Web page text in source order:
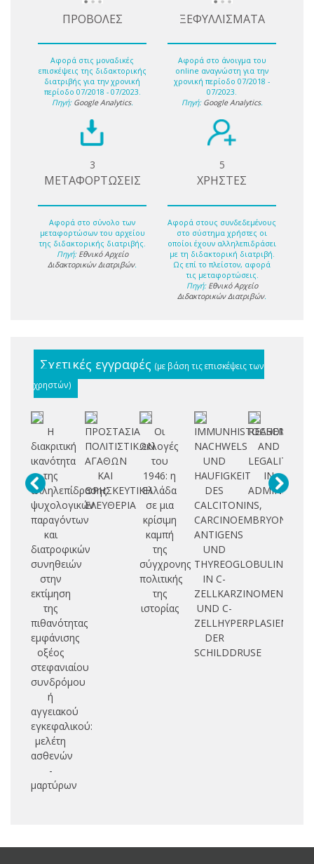
ΠΡΟΒΟΛΕΣ
Αφορά στις μοναδικές
επισκέψεις της διδακτορικής
διατριβής για την χρονική
περίοδο 07/2018 - 07/2023.
Πηγή: Google Analytics.
ΞΕΦΥΛΛΙΣΜΑΤΑ
Αφορά στο άνοιγμα του
online αναγνώστη για την
χρονική περίοδο 07/2018 -
07/2023.
Πηγή: Google Analytics.
3
ΜΕΤΑΦΟΡΤΩΣΕΙΣ
Αφορά στο σύνολο των
μεταφορτώσων του αρχείου
της διδακτορικής διατριβής.
Πηγή: Εθνικό Αρχείο
Διδακτορικών Διατριβών.
5
ΧΡΗΣΤΕΣ
Αφορά στους συνδεδεμένους
στο σύστημα χρήστες οι
οποίοι έχουν αλληλεπιδράσει
με τη διδακτορική διατριβή.
Ως επί το πλείστον, αφορά
τις μεταφορτώσεις.
Πηγή: Εθνικό Αρχείο
Διδακτορικών Διατριβών.
Σχετικές εγγραφές (με βάση τις επισκέψεις των
χρηστών)
Η
διακριτική
ικανότητα
της
αλληλεπίδρασης
ψυχολογικών
παραγόντων
και
διατροφικών
συνηθειών
στην
εκτίμηση
της
πιθανότητας
εμφάνισης
οξέος
στεφανιαίου
συνδρόμου
ή
αγγειακού
εγκεφαλικού:
μελέτη
ασθενών
-
μαρτύρων
ΠΡΟΣΤΑΣΙΑ
ΠΟΛΙΤΙΣΤΙΚΩΝ
ΑΓΑΘΩΝ
ΚΑΙ
ΘΡΗΣΚΕΥΤΙΚΗ
ΕΛΕΥΘΕΡΙΑ
Οι
εκλογές
του
1946: η
Ελλάδα
σε μια
κρίσιμη
καμπή
της
σύγχρονης
πολιτικής
της
ιστορίας
NACHWELS
UND
HAUFIGKEIT
DES
CALCITONINS,
CARCINOEMBRYONALEN
ANTIGENS
UND
THYREOGLOBULINS
IN C-
ZELLKARZINOMEN
UND C-
ZELLHYPERPLASIEN
DER
SCHILDDRUSE
REASONING
AND
LEGALITY
IN